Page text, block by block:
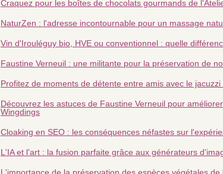
Craquez pour les boîtes de chocolats gourmands de
NaturZen : l'adresse incontournable pour un massage
Vin d'Irouléguy bio, HVE ou conventionnel : quelle
Faustine Verneuil : une militante pour la préservation de
Profitez de moments de détente entre amis avec le
Découvrez les astuces de Faustine Verneuil pour
Wingdings
Cloaking en SEO : les conséquences néfastes sur
L'IA et l'art : la fusion parfaite grâce aux générateurs